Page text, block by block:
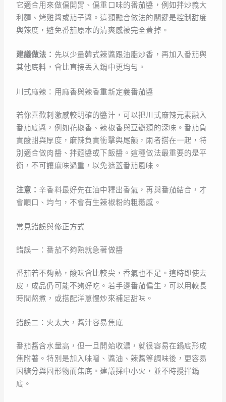
它適合用來做偏開胃、偏重口味的番茄醬，例如拌炒義大
利麵、烤雞醬或茄子醬。這類融合做法的關鍵是控制甜度
與辣度，避免番茄原本的清爽感被完全蓋掉。
建議做法： 先以少量韓式辣醬跟油脂炒香，再加入番茄與
其他底料，會比直接丟入鍋中更均勻。
川式麻辣：用麻香與辣香重新定義番茄醬
若你喜歡刺激感較明確的醬汁，可以把川式麻辣元素融入
番茄底醬，例如花椒香、辣椒香與豆瓣類的深味。番茄負
責酸甜與厚度，麻辣負責衝擊與尾韻，兩者搭在一起，特
別適合做肉醬、拌麵醬或下飯醬。這種做法最重要的是平
衡，不可讓麻味過重，以免遮蓋番茄風味。
注意：辛香料最好先在油中釋出香氣，再與番茄結合，才
會順口、均勻，不會有生辣椒粉的粗糙感。
常見錯誤與修正方式
錯誤一：番茄不夠熟就急著做醬
番茄若不夠熟，酸味會比較尖，香氣也不足。這時即使去
皮，成品仍可能不夠好吃。若手邊番茄偏生，可以用較長
時間熬煮，或搭配洋蔥慢炒來補足甜味。
錯誤二：火太大，醬汁容易焦底
番茄醬含水量高，但一旦開始收濃，就很容易在鍋底形成
焦附著。特別是加入味噌、醬油、辣醬等調味後，更容易
因糖分與固形物而焦底。建議採中小火，並不時攪拌鍋
底。